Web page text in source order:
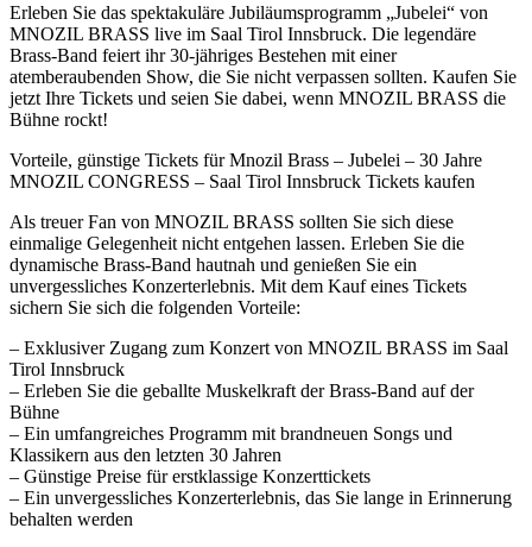
Erleben Sie das spektakuläre Jubiläumsprogramm „Jubelei“ von
MNOZIL BRASS live im Saal Tirol Innsbruck. Die legendäre
Brass-Band feiert ihr 30-jähriges Bestehen mit einer
atemberaubenden Show, die Sie nicht verpassen sollten. Kaufen Sie
jetzt Ihre Tickets und seien Sie dabei, wenn MNOZIL BRASS die
Bühne rockt!
Vorteile, günstige Tickets für Mnozil Brass – Jubelei – 30 Jahre
MNOZIL CONGRESS – Saal Tirol Innsbruck Tickets kaufen
Als treuer Fan von MNOZIL BRASS sollten Sie sich diese
einmalige Gelegenheit nicht entgehen lassen. Erleben Sie die
dynamische Brass-Band hautnah und genießen Sie ein
unvergessliches Konzerterlebnis. Mit dem Kauf eines Tickets
sichern Sie sich die folgenden Vorteile:
– Exklusiver Zugang zum Konzert von MNOZIL BRASS im Saal
Tirol Innsbruck
– Erleben Sie die geballte Muskelkraft der Brass-Band auf der
Bühne
– Ein umfangreiches Programm mit brandneuen Songs und
Klassikern aus den letzten 30 Jahren
– Günstige Preise für erstklassige Konzerttickets
– Ein unvergessliches Konzerterlebnis, das Sie lange in Erinnerung
behalten werden